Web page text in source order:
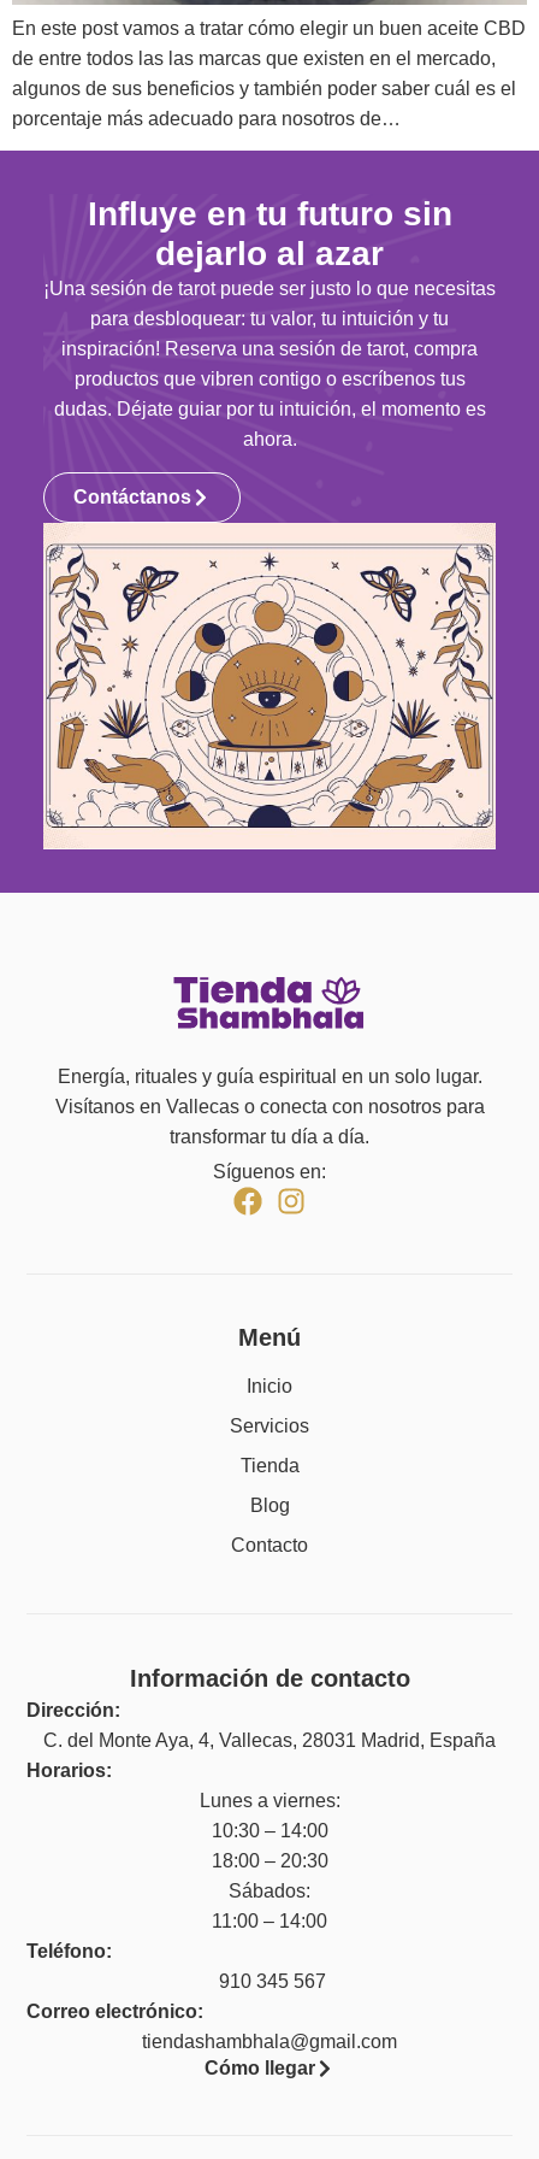
En este post vamos a tratar cómo elegir un buen aceite CBD
de entre todos las las marcas que existen en el mercado,
algunos de sus beneficios y también poder saber cuál es el
porcentaje más adecuado para nosotros de…
Influye en tu futuro sin
dejarlo al azar
¡Una sesión de tarot puede ser justo lo que necesitas
para desbloquear: tu valor, tu intuición y tu
inspiración! Reserva una sesión de tarot, compra
productos que vibren contigo o escríbenos tus
dudas. Déjate guiar por tu intuición, el momento es
ahora.
Contáctanos
Energía, rituales y guía espiritual en un solo lugar.
Visítanos en Vallecas o conecta con nosotros para
transformar tu día a día.
Síguenos en:
Menú
Inicio
Servicios
Tienda
Blog
Contacto
Información de contacto
Dirección:
C. del Monte Aya, 4, Vallecas, 28031 Madrid, España
Horarios:
Lunes a viernes:
10:30 – 14:00
18:00 – 20:30
Sábados:
11:00 – 14:00
Teléfono:
910 345 567
Correo electrónico:
tiendashambhala@gmail.com
Cómo llegar